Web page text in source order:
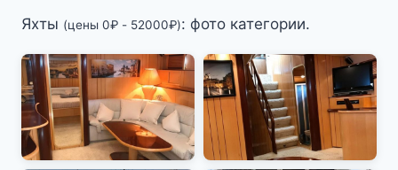
Яхты (цены 0₽ - 52000₽): фото категории.